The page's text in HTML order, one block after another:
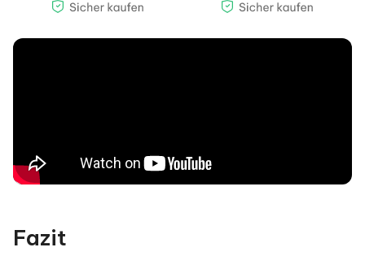
Fazit